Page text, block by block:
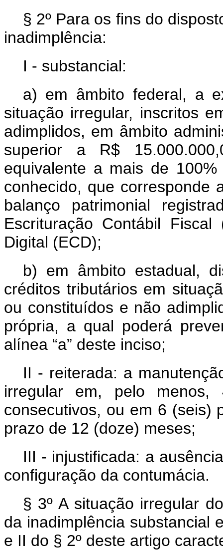
§ 2º Para os fins do
inadimplência:
I - substancial:
a) em âmbito federal, a
situação irregular, inscritos
adimplidos, em âmbito
superior a R$
equivalente a mais de
conhecido, que corresponde
balanço patrimonial
Escrituração Contábil
Digital (ECD);
b) em âmbito estadual,
créditos tributários em
ou constituídos e não
própria, a qual poderá
alínea “a” deste inciso;
II - reiterada: a
irregular em, pelo menos,
consecutivos, ou em 6 (seis)
prazo de 12 (doze) meses;
III - injustificada: a
configuração da contumácia.
§ 3º A situação irregular
da inadimplência substancial
e II do § 2º deste artigo